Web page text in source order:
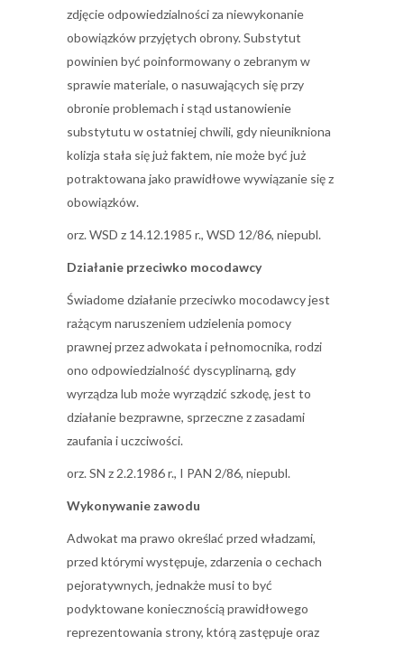
zdjęcie odpowiedzialności za niewykonanie
obowiązków przyjętych obrony. Substytut
powinien być poinformowany o zebranym w
sprawie materiale, o nasuwających się przy
obronie problemach i stąd ustanowienie
substytutu w ostatniej chwili, gdy nieunikniona
kolizja stała się już faktem, nie może być już
potraktowana jako prawidłowe wywiązanie się z
obowiązków.
orz. WSD z 14.12.1985 r., WSD 12/86, niepubl.
Działanie przeciwko mocodawcy
Świadome działanie przeciwko mocodawcy jest
rażącym naruszeniem udzielenia pomocy
prawnej przez adwokata i pełnomocnika, rodzi
ono odpowiedzialność dyscyplinarną, gdy
wyrządza lub może wyrządzić szkodę, jest to
działanie bezprawne, sprzeczne z zasadami
zaufania i uczciwości.
orz. SN z 2.2.1986 r., I PAN 2/86, niepubl.
Wykonywanie zawodu
Adwokat ma prawo określać przed władzami,
przed którymi występuje, zdarzenia o cechach
pejoratywnych, jednakże musi to być
podyktowane koniecznością prawidłowego
reprezentowania strony, którą zastępuje oraz